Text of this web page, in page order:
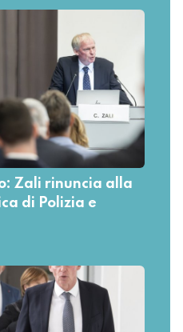
Zali rinuncia alla
di Polizia e